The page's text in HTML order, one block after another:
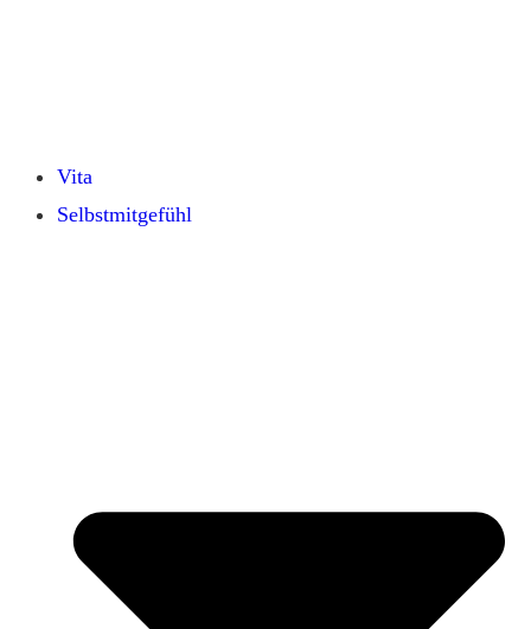
Vita
Selbstmitgefühl